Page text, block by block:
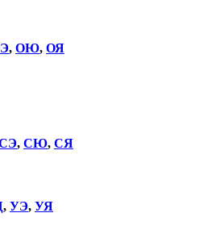
, ОЮ, ОЯ
, СЮ, СЯ
, УЭ, УЯ